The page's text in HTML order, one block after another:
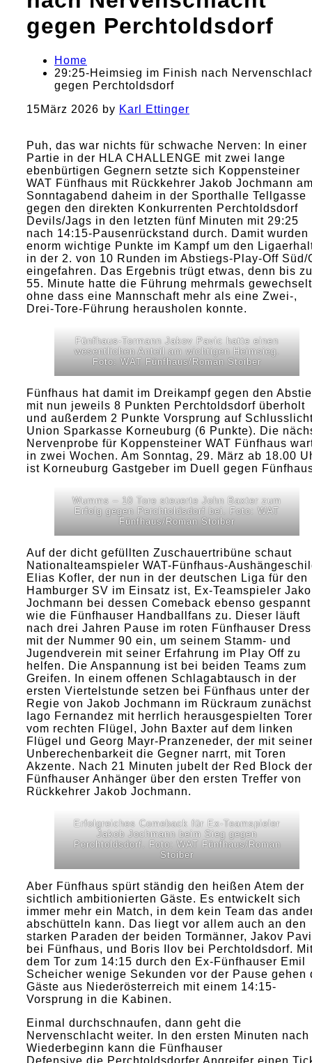
gegen Perchtoldsdorf
Home
29:25-Heimsieg im Finish nach
gegen Perchtoldsdorf
15März 2026 by Karl Ettinger
Puh, das war nichts für schwache Nerven: In einer
Partie in der HLA CHALLENGE mit zwei lange
ebenbürtigen Gegnern setzte sich Koppensteiner
WAT Fünfhaus mit Rückkehrer Jakob Jochmann
Sonntagabend daheim in der Sporthalle Tellgasse
gegen den direkten Konkurrenten Perchtoldsdorf
Devils/Jags in den letzten fünf Minuten mit 29:25
nach 14:15-Pausenrückstand durch. Damit wurden
enorm wichtige Punkte im Kampf um den
in der 2. von 10 Runden im Abstiegs-Play-Off Süd/
eingefahren. Das Ergebnis trügt etwas, denn bis
55. Minute hatte die Führung mehrmals
ohne dass eine Mannschaft mehr als eine Zwei-,
Drei-Tore-Führung herausholen konnte.
Fünfhaus-Tormann Jakov Pavic hatte einen
wesentlichen Anteil am wichtigen Heimsieg.
Foto: WAT Fünfhaus/Roman Stoiber
Fünfhaus hat damit im Dreikampf gegen den
mit nun jeweils 8 Punkten Perchtoldsdorf überholt
und außerdem 2 Punkte Vorsprung auf
Union Sparkasse Korneuburg (6 Punkte). Die
Nervenprobe für Koppensteiner WAT Fünfhaus
in zwei Wochen. Am Sonntag, 29. März ab 18.00
ist Korneuburg Gastgeber im Duell gegen
Wumms – 10 Tore steuerte John Baxter zum
Erfolg gegen Perchtoldsdorf bei. Foto: WAT
Fünfhaus/Roman Stoiber
Auf der dicht gefüllten Zuschauertribüne schaut
Nationalteamspieler WAT-Fünfhaus-
Elias Kofler, der nun in der deutschen Liga für den
Hamburger SV im Einsatz ist, Ex-Teamspieler
Jochmann bei dessen Comeback ebenso gespannt
wie die Fünfhauser Handballfans zu. Dieser läuft
nach drei Jahren Pause im roten Fünfhauser Dress
mit der Nummer 90 ein, um seinem Stamm- und
Jugendverein mit seiner Erfahrung im Play Off zu
helfen. Die Anspannung ist bei beiden Teams zum
Greifen. In einem offenen Schlagabtausch in der
ersten Viertelstunde setzen bei Fünfhaus unter der
Regie von Jakob Jochmann im Rückraum zunächst
Iago Fernandez mit herrlich herausgespielten
vom rechten Flügel, John Baxter auf dem linken
Flügel und Georg Mayr-Pranzeneder, der mit
Unberechenbarkeit die Gegner narrt, mit Toren
Akzente. Nach 21 Minuten jubelt der Red Block der
Fünfhauser Anhänger über den ersten Treffer von
Rückkehrer Jakob Jochmann.
Erfolgreiches Comeback für Ex-Teamspieler
Jakob Jochmann beim Sieg gegen
Perchtoldsdorf. Foto: WAT Fünfhaus/Roman
Stoiber
Aber Fünfhaus spürt ständig den heißen Atem der
sichtlich ambitionierten Gäste. Es entwickelt sich
immer mehr ein Match, in dem kein Team das
abschütteln kann. Das liegt vor allem auch an den
starken Paraden der beiden Tormänner, Jakov
bei Fünfhaus, und Boris Ilov bei Perchtoldsdorf.
dem Tor zum 14:15 durch den Ex-Fünfhauser Emil
Scheicher wenige Sekunden vor der Pause gehen
Gäste aus Niederösterreich mit einem 14:15-
Vorsprung in die Kabinen.
Einmal durchschnaufen, dann geht die
Nervenschlacht weiter. In den ersten Minuten nach
Wiederbeginn kann die Fünfhauser
Defensive die Perchtoldsdorfer Angreifer einen